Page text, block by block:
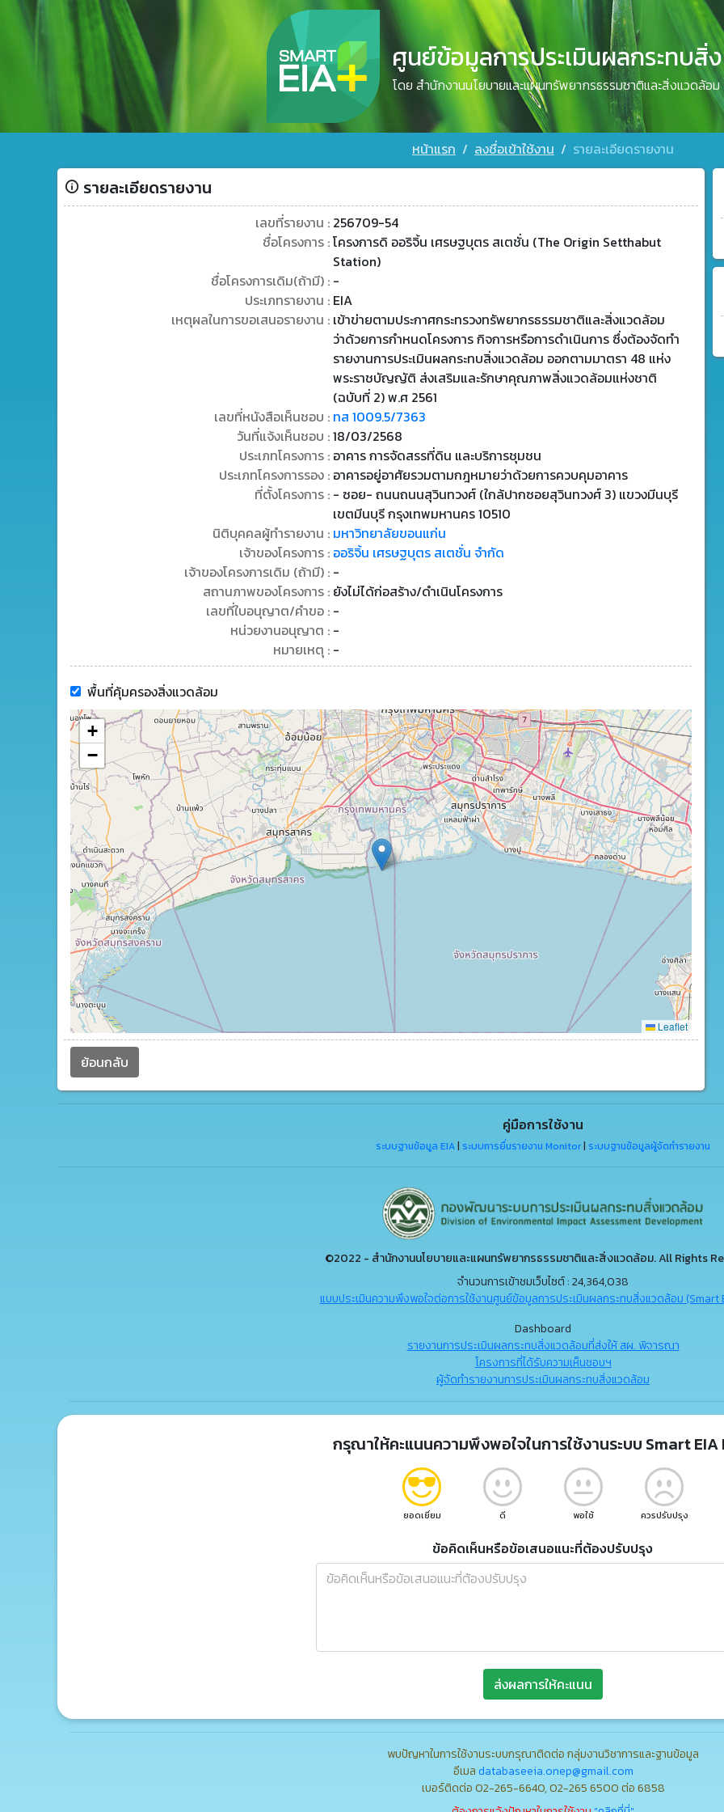
ศูนย์ข้อมูลการประเมินผลกระทบสิ่
โดย สำนักงานนโยบายและแผนทรัพยากรธรรมชาติและสิ่งแวดล้อม
หน้าแรก ลงชื่อเข้าใช้งาน รายละเอียดรายงาน
รายละเอียดรายงาน
เลขที่รายงาน : 256709-54
ชื่อโครงการ :โครงการดิ ออริจิ้น เศรษฐบุตร สเตชั่น (The Origin Setthabut
Station)
ชื่อโครงการเดิม(ถ้ามี) : -
ประเภทรายงาน : EIA
เหตุผลในการขอเสนอรายงาน : เข้าข่ายตามประกาศกระทรวงทรัพยากรธรรมชาติและสิ่งแวดล้อม
ว่าด้วยการกำหนดโครงการ กิจการหรือการดำเนินการ ซึ่งต้องจัดทำ
รายงานการประเมินผลกระทบสิ่งแวดล้อม ออกตามมาตรา 48 แห่ง
พระราชบัญญัติ ส่งเสริมและรักษาคุณภาพสิ่งแวดล้อมแห่งชาติ
(ฉบับที่ 2) พ.ศ 2561
เลขที่หนังสือเห็นชอบ : ทส 1009.5/7363
วันที่แจ้งเห็นชอบ :18/03/2568
ประเภทโครงการ : อาคาร การจัดสรรที่ดิน และบริการชุมชน
ประเภทโครงการรอง : อาคารอยู่อาศัยรวมตามกฎหมายว่าด้วยการควบคุมอาคาร
ที่ตั้งโครงการ : - ซอย- ถนนถนนสุวินทวงศ์ (ใกล้ปากซอยสุวินทวงศ์ 3) แขวงมีนบุรี
เขตมีนบุรี กรุงเทพมหานคร 10510
นิติบุคคลผู้ทำรายงาน : มหาวิทยาลัยขอนแก่น
เจ้าของโครงการ : ออริจิ้น เศรษฐบุตร สเตชั่น จำกัด
เจ้าของโครงการเดิม (ถ้ามี) : -
สถานภาพของโครงการ : ยังไม่ได้ก่อสร้าง/ดำเนินโครงการ
เลขที่ใบอนุญาต/คำขอ : -
หน่วยงานอนุญาต : -
หมายเหตุ : -
พื้นที่คุ้มครองสิ่งแวดล้อม
+
−
Leaflet
ย้อนกลับ
คู่มือการใช้งาน
ระบบฐานข้อมูล EIA ระบบการยื่นรายงาน Monitor ระบบฐานข้อมูลผู้จัดทำรายงาน
©2022 - สำนักงานนโยบายและแผนทรัพยากรธรรมชาติและสิ่งแวดล้อม. All Rights
จำนวนการเข้าชมเว็บไซต์ : 24,364,038
แบบประเมินความพึงพอใจต่อการใช้งานศูนย์ข้อมูลการประเมินผลกระทบสิ่งแวดล้อม (Smart
Dashboard
รายงานการประเมินผลกระทบสิ่งแวดล้อมที่ส่งให้ สผ. พิจารณา
โครงการที่ได้รับความเห็นชอบฯ
ผู้จัดทำรายงานการประเมินผลกระทบสิ่งแวดล้อม
กรุณาให้คะแนนความพึงพอใจในการใช้งานระบบ Smart EIA
ยอดเยี่ยม ดี พอใช้ ควรปรับปรุง
ข้อคิดเห็นหรือข้อเสนอแนะที่ต้องปรับปรุง
ส่งผลการให้คะแนน
พบปัญหาในการใช้งานระบบกรุณาติดต่อ กลุ่มงานวิชาการและฐานข้อมูล
อีเมล databaseeia.onep@gmail.com
เบอร์ติดต่อ 02-265-6640, 02-265 6500 ต่อ 6858